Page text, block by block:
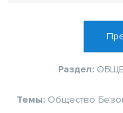
Раздел:
Темы: Общество